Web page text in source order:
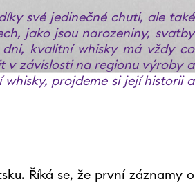
své jedinečné chuti, ale také
jako jsou narozeniny, svatby
kvalitní whisky má vždy co
v závislosti na regionu výroby a
projdeme si její historii a
Říká se, že první záznamy o